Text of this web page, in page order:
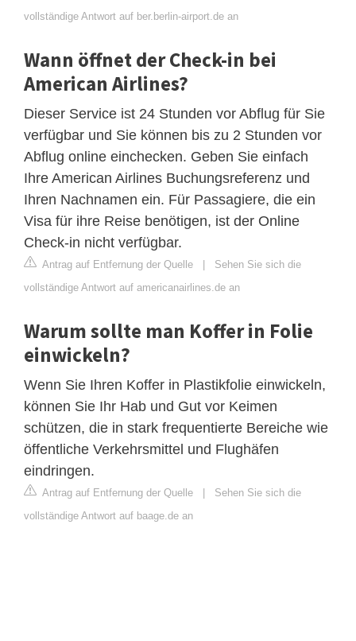
vollständige Antwort auf ber.berlin-airport.de an
Wann öffnet der Check-in bei
American Airlines?
Dieser Service ist 24 Stunden vor Abflug für Sie
verfügbar und Sie können bis zu 2 Stunden vor
Abflug online einchecken. Geben Sie einfach
Ihre American Airlines Buchungsreferenz und
Ihren Nachnamen ein. Für Passagiere, die ein
Visa für ihre Reise benötigen, ist der Online
Check-in nicht verfügbar.
Antrag auf Entfernung der Quelle | Sehen Sie sich die
vollständige Antwort auf americanairlines.de an
Warum sollte man Koffer in Folie
einwickeln?
Wenn Sie Ihren Koffer in Plastikfolie einwickeln,
können Sie Ihr Hab und Gut vor Keimen
schützen, die in stark frequentierte Bereiche wie
öffentliche Verkehrsmittel und Flughäfen
eindringen.
Antrag auf Entfernung der Quelle | Sehen Sie sich die
vollständige Antwort auf baage.de an